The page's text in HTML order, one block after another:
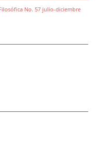
No. 57 julio-diciembre